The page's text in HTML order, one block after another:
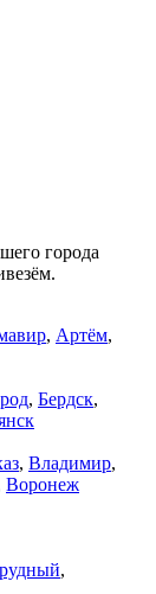
города
, Артём,
, Бердск,
, Владимир,
Воронеж
,